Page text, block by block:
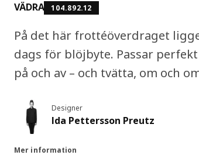
VÄDRA 104.892.12
På det här frottéöverdraget
dags för blöjbyte. Passar
på och av – och tvätta, om och
Designer
Ida Pettersson Preutz
Mer information